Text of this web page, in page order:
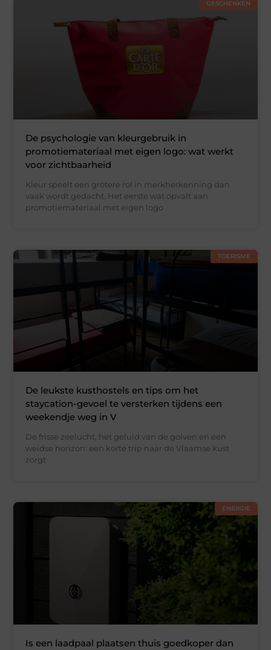
GESCHENKEN
De psychologie van kleurgebruik in
promotiemateriaal met eigen logo: wat werkt
voor zichtbaarheid
Kleur speelt een grotere rol in merkherkenning dan
vaak wordt gedacht. Het eerste wat opvalt aan
promotiemateriaal met eigen logo
TOERISME
De leukste kusthostels en tips om het
staycation-gevoel te versterken tijdens een
weekendje weg in V
De frisse zeelucht, het geluid van de golven en een
weidse horizon: een korte trip naar de Vlaamse kust
zorgt
ENERGIE
Is een laadpaal plaatsen thuis goedkoper dan